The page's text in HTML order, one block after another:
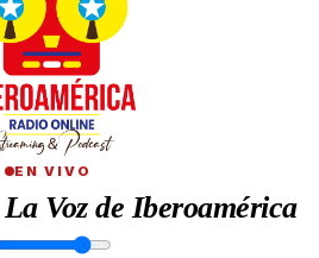
EN VIVO
La Voz de Iberoamérica